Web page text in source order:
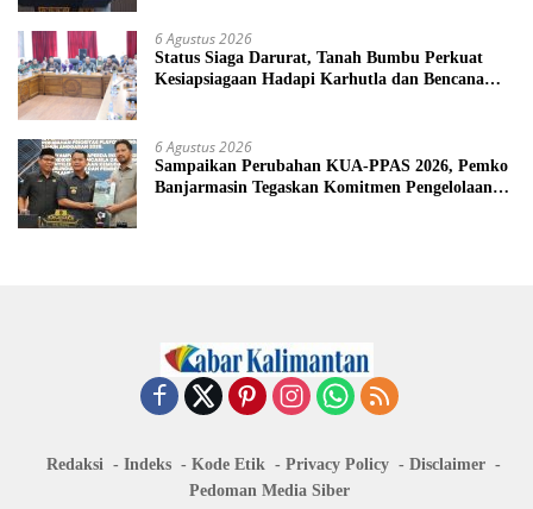
6 Agustus 2026
Status Siaga Darurat, Tanah Bumbu Perkuat
Kesiapsiagaan Hadapi Karhutla dan Bencana
6 Agustus 2026
Sampaikan Perubahan KUA-PPAS 2026, Pemko
Banjarmasin Tegaskan Komitmen Pengelolaan
Redaksi Indeks Kode Etik Privacy Policy
Disclaimer
Pedoman Media Siber